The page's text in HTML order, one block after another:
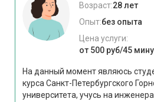
Возраст:28 лет
Опыт:без опыта
Цена услуги:
от 500 руб/45
На данный момент являюсь
курса Санкт-Петербургского
университета, учусь на инженера...